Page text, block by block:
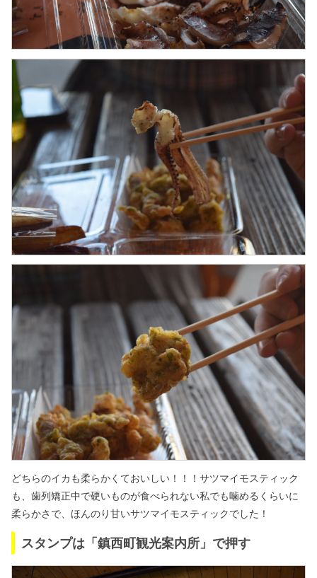
どちらのイカも柔らかくておいしい！！！ サツマイモスティック
も、歯列矯正中で硬いものが食べられない私でも噛めるくらいに
柔らかさで、ほんのり甘いサツマイモスティックでした！
スタンプは「鎮西町観光案内所」で押す